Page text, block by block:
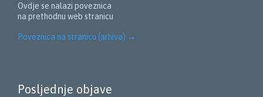
Ovdje se nalazi poveznica
na prethodnu web stranicu
Poveznica na stranicu (arhiva) →
Posljednje objave